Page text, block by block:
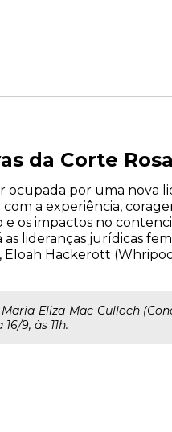
da Corte
ocupada por uma nova
a experiência,
os impactos no
lideranças jurídicas
Hackerott
Eliza Mac-Culloch
9, às 11h.